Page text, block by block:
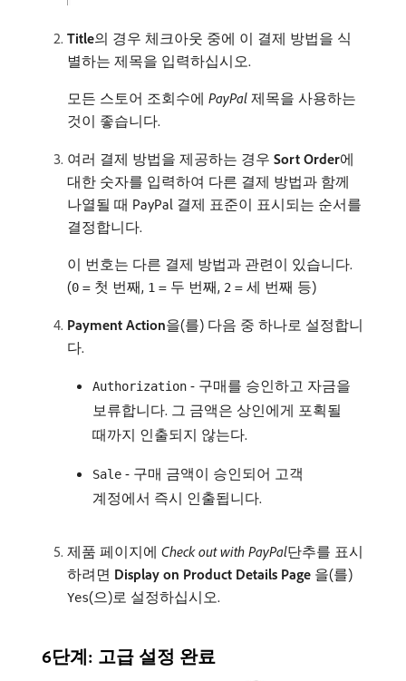
Title​의 경우 체크아웃 중에 이 결제 방법을 식
별하는 제목을 입력하십시오.
모든 스토어 조회수에 PayPal 제목을 사용하는
것이 좋습니다.
여러 결제 방법을 제공하는 경우 Sort Order​에
대한 숫자를 입력하여 다른 결제 방법과 함께
나열될 때 PayPal 결제 표준이 표시되는 순서를
결정합니다.
이 번호는 다른 결제 방법과 관련이 있습니다.
(0 = 첫 번째, 1 = 두 번째, 2 = 세 번째 등)
Payment Action​을(를) 다음 중 하나로 설정합니
다.
Authorization - 구매를 승인하고 자금을
보류합니다. 그 금액은 상인에게 포획될
때까지 인출되지 않는다.
Sale - 구매 금액이 승인되어 고객
계정에서 즉시 인출됩니다.
제품 페이지에 Check out with PayPal​단추를 표시
하려면​ Display on Product Details Page ​을(를)
Yes(으)로 설정하십시오.
6단계: 고급 설정 완료